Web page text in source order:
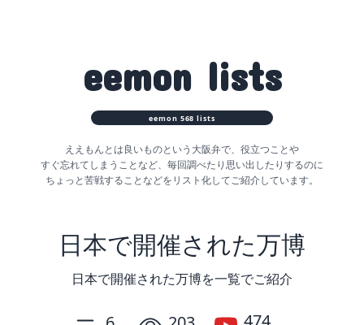
eemon lists
eemon 568 lists
ええもんとは良いものという大阪弁で、役立つことや
すぐ忘れてしまうことなど、 毎回調べたり思い出したりするのに
ちょっと苦戦することなどをリスト化してご紹介しています。
日本で開催された万博
日本で開催された万博を一覧でご紹介
474